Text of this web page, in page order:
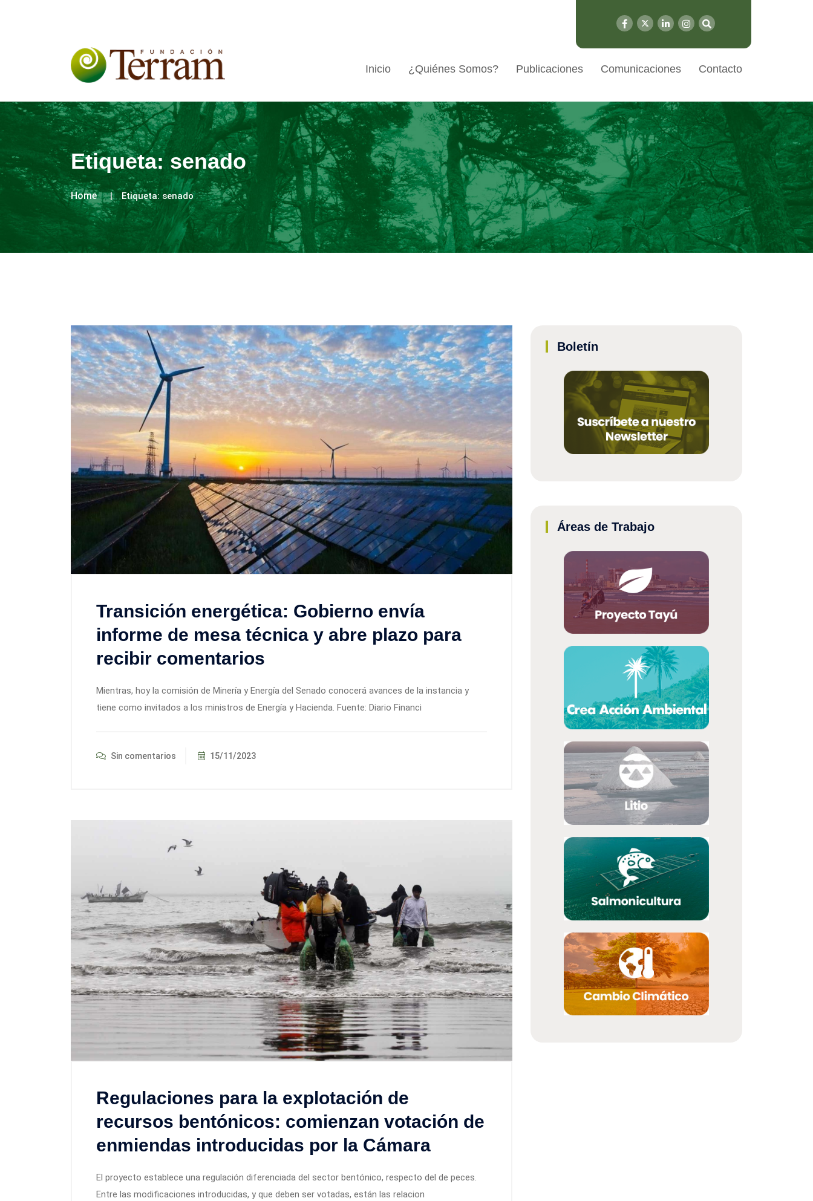
Inicio ¿Quiénes Somos? Publicaciones Comunicaciones Contacto
Etiqueta:senado
Home Etiqueta:senado
Transición energética: Gobierno envía
informe de mesa técnica y abre plazo para
recibir comentarios
Mientras, hoy la comisión de Minería y Energía del Senado conocerá avances de la instancia y
tiene como invitados a los ministros de Energía y Hacienda. Fuente: Diario Financi
Sin comentarios 15/11/2023
Regulaciones para la explotación de
recursos bentónicos: comienzan votación de
enmiendas introducidas por la Cámara
El proyecto establece una regulación diferenciada del sector bentónico, respecto del de peces.
Entre las modificaciones introducidas, y que deben ser votadas, están las relacion
Boletín
Áreas de Trabajo